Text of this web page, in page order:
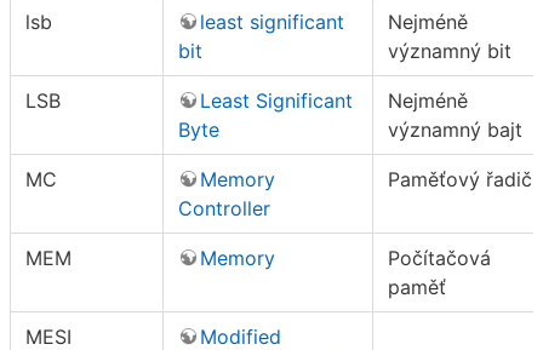
lsb
least significant
bit
Nejméně
významný bit
LSB
Least Significant
Byte
Nejméně
významný bajt
MC
Memory
Controller
Paměťový řadič
MEM Memory
Počítačová
paměť
MESI
Modified